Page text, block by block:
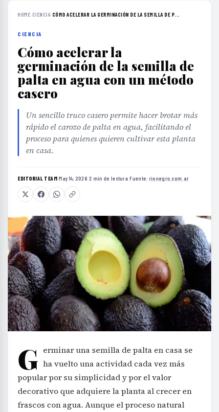
HOME›CIENCIA› CÓMO ACELERAR LA GERMINACIÓN DE LA SEMILLA DE P...
CIENCIA
Cómo acelerar la
germinación de la semilla de
palta en agua con un método
casero
Un sencillo truco casero permite hacer brotar más
rápido el carozo de palta en agua, facilitando el
proceso para quienes quieren cultivar esta planta
en casa.
EDITORIAL TEAM·May 14, 2026·2 min de lectura·Fuente: rionegro.com.ar
G erminar una semilla de palta en casa se
ha vuelto una actividad cada vez más
popular por su simplicidad y por el valor
decorativo que adquiere la planta al crecer en
frascos con agua. Aunque el proceso natural